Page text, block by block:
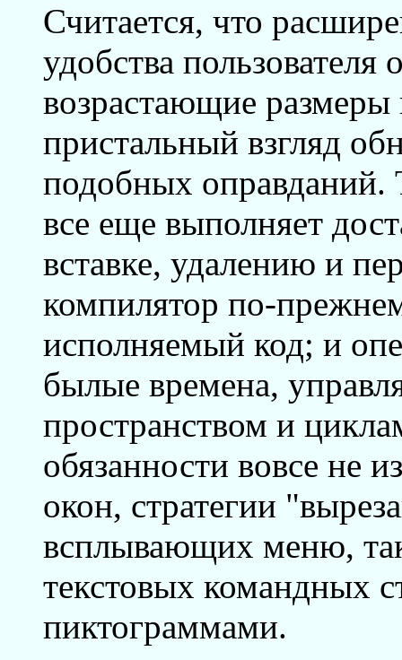
Считается, что
удобства пользователя
возрастающие
пристальный взгляд
подобных оправданий.
все еще выполняет
вставке, удалению и
компилятор по-
исполняемый код; и
былые времена,
пространством и
обязанности вовсе не
окон, стратегии
всплывающих меню,
текстовых командных
пиктограммами.